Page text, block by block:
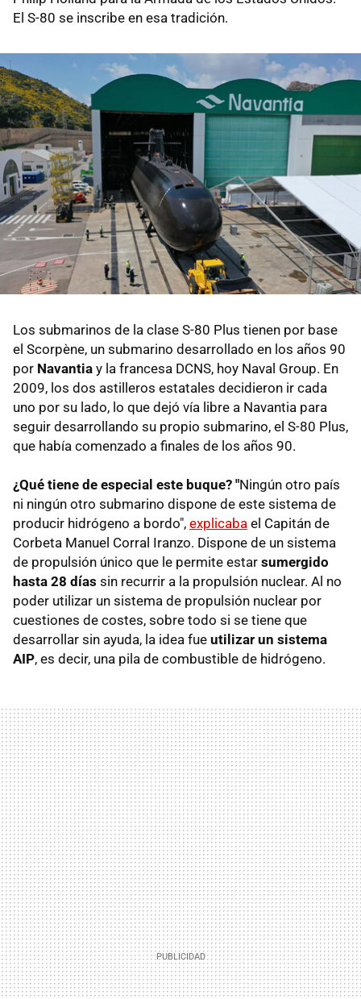
El S-80 se inscribe en esa tradición.
Los submarinos de la clase S-80 Plus tienen por base
el Scorpène, un submarino desarrollado en los años 90
por Navantia y la francesa DCNS, hoy Naval Group. En
2009, los dos astilleros estatales decidieron ir cada
uno por su lado, lo que dejó vía libre a Navantia para
seguir desarrollando su propio submarino, el S-80 Plus,
que había comenzado a finales de los años 90.
¿Qué tiene de especial este buque? "Ningún otro país
ni ningún otro submarino dispone de este sistema de
producir hidrógeno a bordo", explicaba el Capitán de
Corbeta Manuel Corral Iranzo. Dispone de un sistema
de propulsión único que le permite estar sumergido
hasta 28 días sin recurrir a la propulsión nuclear. Al no
poder utilizar un sistema de propulsión nuclear por
cuestiones de costes, sobre todo si se tiene que
desarrollar sin ayuda, la idea fue utilizar un sistema
AIP, es decir, una pila de combustible de hidrógeno.